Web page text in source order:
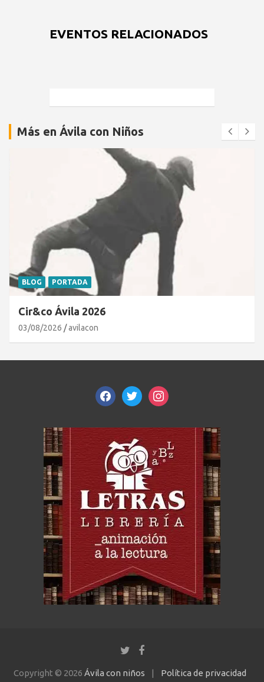
EVENTOS RELACIONADOS
Más en Ávila con Niños
BLOG PORTADA
Cir&co Ávila 2026
03/08/2026 avilacon
facebooktwitterinstagram
Copyright © 2026 Ávila con niños Política de privacidad